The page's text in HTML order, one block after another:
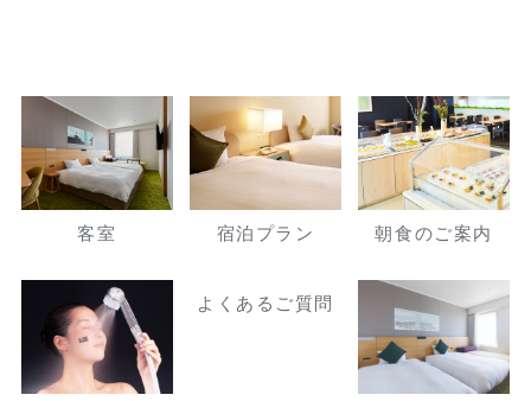
客室 宿泊プラン 朝食のご案内
よくあるご質問